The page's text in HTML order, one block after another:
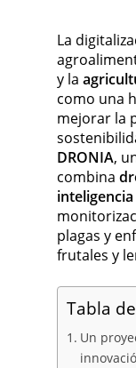
La
y la
como una
mejorar la
DRONIA,
combina
plagas y
frutales y
Tabla
Un